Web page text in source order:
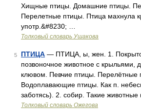
Хищные птицы. Домашние птицы.
Перелетные птицы. Птица махнула
употр.&#8230; …
Толковый словарь Ушакова
5 ПТИЦА — ПТИЦА, ы, жен. 1.
позвоночное животное с крыльями,
клювом. Певчие птицы. Перелётные
Водоплавающие птицы. Как п.
заботясь). 2. собир. Такие животные
Толковый словарь Ожегова